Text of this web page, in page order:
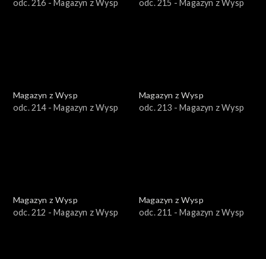
odc. 216 - Magazyn z Wysp
odc. 215 - Magazyn z Wysp
Magazyn z Wysp
odc. 214 - Magazyn z Wysp
Magazyn z Wysp
odc. 213 - Magazyn z Wysp
Magazyn z Wysp
odc. 212 - Magazyn z Wysp
Magazyn z Wysp
odc. 211 - Magazyn z Wysp